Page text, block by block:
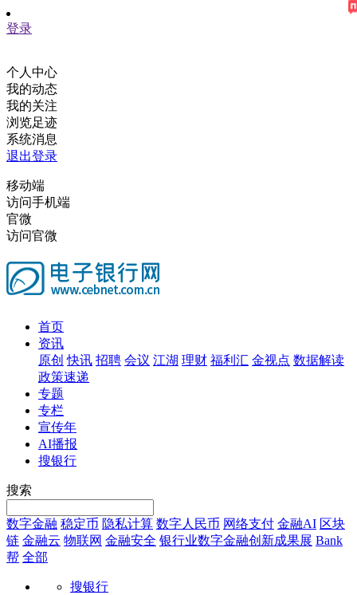
登录
个人中心
我的动态
我的关注
浏览足迹
系统消息
退出登录
移动端
访问手机端
官微
访问官微
首页
资讯
原创 快讯 招聘 会议 江湖 理财 福利汇 金视点 数据解读
政策速递
专题
专栏
宣传年
AI播报
搜银行
搜索
数字金融 稳定币 隐私计算 数字人民币 网络支付 金融AI 区块
链 金融云 物联网 金融安全 银行业数字金融创新成果展 Bank
帮 全部
搜银行